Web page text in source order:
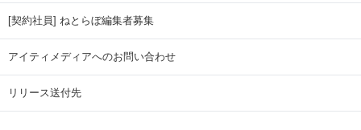
[契約社員] ねとらぼ編集者募集
アイティメディアへのお問い合わせ
リリース送付先